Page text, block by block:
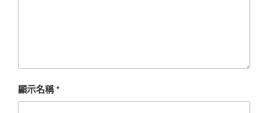
顯示名稱*